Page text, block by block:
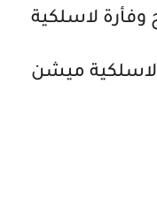
لاسلكية
لاسلكية ميشن